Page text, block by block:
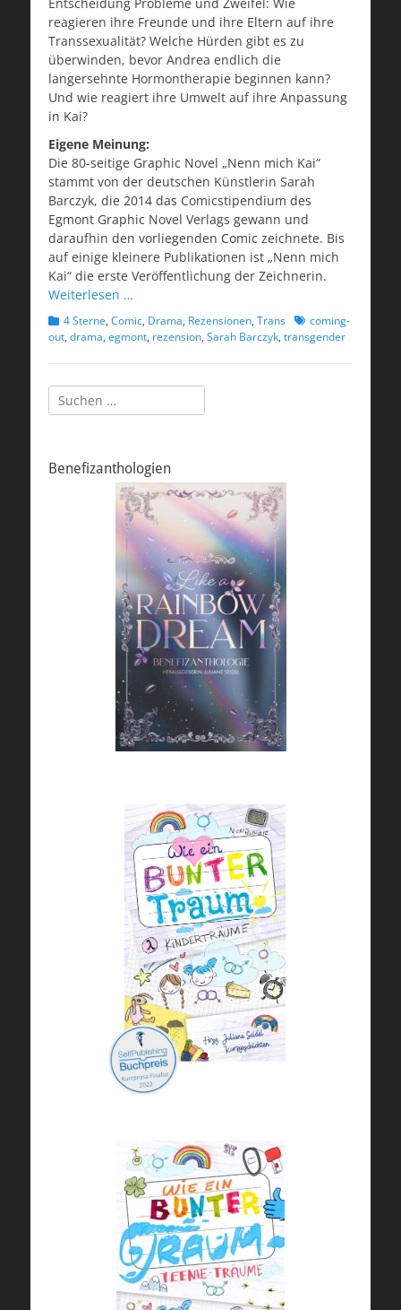
reagieren ihre Freunde und ihre Eltern auf ihre
Transsexualität? Welche Hürden gibt es zu
überwinden, bevor Andrea endlich die
langersehnte Hormontherapie beginnen kann?
Und wie reagiert ihre Umwelt auf ihre Anpassung
in Kai?
Eigene Meinung:
Die 80-seitige Graphic Novel „Nenn mich Kai“
stammt von der deutschen Künstlerin Sarah
Barczyk, die 2014 das Comicstipendium des
Egmont Graphic Novel Verlags gewann und
daraufhin den vorliegenden Comic zeichnete. Bis
auf einige kleinere Publikationen ist „Nenn mich
Kai“ die erste Veröffentlichung der Zeichnerin.
Weiterlesen …
Kategorien
4 Sterne, Comic, Drama, Rezensionen, Trans Schlagworte
coming-
out, drama, egmont, rezension, Sarah Barczyk, transgender
Suchen
nach:
Benefizanthologien